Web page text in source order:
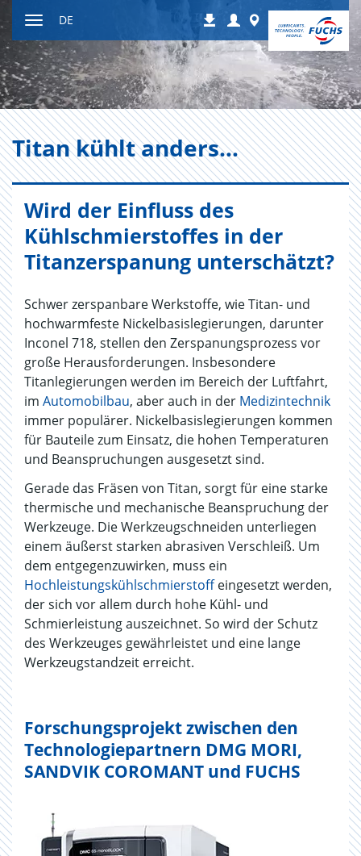
Zum
Inhalt
ein-
bzw.
ausblenden
Downloads
Login Worldwide
DE
Titan kühlt an­ders…
Wird der Einfluss des
Kühlschmierstoffes in der
Titanzerspanung unterschätzt?
Schwer zerspanbare Werkstoffe, wie Titan- und
hochwarmfeste Nickelbasislegierungen, darunter
Inconel 718, stellen den Zerspanungsprozess vor
große Herausforderungen. Insbesondere
Titanlegierungen werden im Bereich der Luftfahrt,
im Automobilbau, aber auch in der Medizintechnik
immer populärer. Nickelbasislegierungen kommen
für Bauteile zum Einsatz, die hohen Temperaturen
und Beanspruchungen ausgesetzt sind.
Gerade das Fräsen von Titan, sorgt für eine starke
thermische und mechanische Beanspruchung der
Werkzeuge. Die Werkzeugschneiden unterliegen
einem äußerst starken abrasiven Verschleiß. Um
dem entgegenzuwirken, muss ein
Hochleistungskühlschmierstoffeingesetzt werden,
der sich vor allem durch hohe Kühl- und
Schmierleistung auszeichnet. So wird der Schutz
des Werkzeuges gewährleistet und eine lange
Werkzeugstandzeit erreicht.
Forschungsprojekt zwischen den
Technologiepartnern DMG MORI,
SANDVIK COROMANT und FUCHS